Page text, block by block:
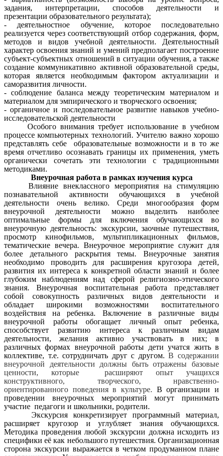
задания, интерпретации, способов деятельности и
презентации образовательного результата);
- деятельностное обучение, которое последовательно
реализуется через соответствующий отбор содержания, форм,
методов и видов учебной деятельности. Деятельностный
характер освоения знаний и умений предполагает построение
субъект-субъектных отношений в ситуации обучения, а также
создание коммуникативно активной образовательной среды,
которая является необходимым фактором актуализации и
саморазвития личности.
- соблюдение баланса между теоретическим материалом и
материалом для эмпирического и творческого освоения;
- органичное и последовательное развитие навыков учебно-
исследовательской деятельности
Особого внимания требует использование в учебном
процессе компьютерных технологий. Учителю важно хорошо
представлять себе образовательные возможности и в то же
время отчетливо осознавать границы их применения, уметь
органически сочетать эти технологии с традиционными
методиками.
Внеурочная работа в рамках изучения курса
Влияние внеклассного мероприятия на стимуляцию
познавательной активности обучающихся в учебной
деятельности очень велико. Среди многообразия форм
внеурочной деятельности можно выделить наиболее
оптимальные формы для включения обучающихся во
внеурочную деятельность: экскурсии, заочные путешествия,
просмотр кинофильмов, мультипликационных фильмов,
тематические вечера. Внеурочное мероприятие служит для
более детального раскрытия темы. Внеурочные занятия
необходимо проводить для расширения кругозора детей,
развития их интереса к конкретной области знаний и более
глубоким наблюдениям над сферой религиозно-этического
знания. Внеурочная воспитательная работа представляет
собой совокупность различных видов деятельности и
обладает широкими возможностями воспитательного
воздействия на ребенка. Включение в различные виды
внеурочной работы обогащает личный опыт ребенка,
способствует развитию интереса к различным видам
деятельности, желания активно участвовать в них; в
различных формах внеурочной работы дети учатся жить в
коллективе, т.е. сотрудничать друг с другом. В содержании
внеурочной деятельности должны быть отражены базовые
ценности, которые расширяют опыт учащихся
конструктивного, творческого, нравственно-
ориентированного поведения в культуре. В организации и
проведении внеурочных мероприятий могут принимать
участие педагоги и школьники, родители.
Экскурсия конкретизирует программный материал,
расширяет кругозор и углубляет знания обучающихся.
Методика проведения любой экскурсии должна исходить из
специфики её как небольшого путешествия. Организационная
сторона экскурсии выражается в четком продуманном плане